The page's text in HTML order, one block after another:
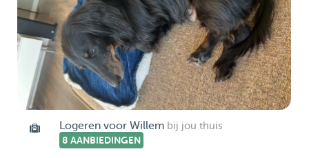
Logeren voor Willem bij jou thuis
8 AANBIEDINGEN